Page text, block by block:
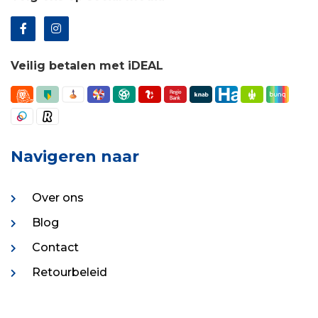
Veilig betalen met iDEAL
Navigeren naar
Over ons
Blog
Contact
Retourbeleid